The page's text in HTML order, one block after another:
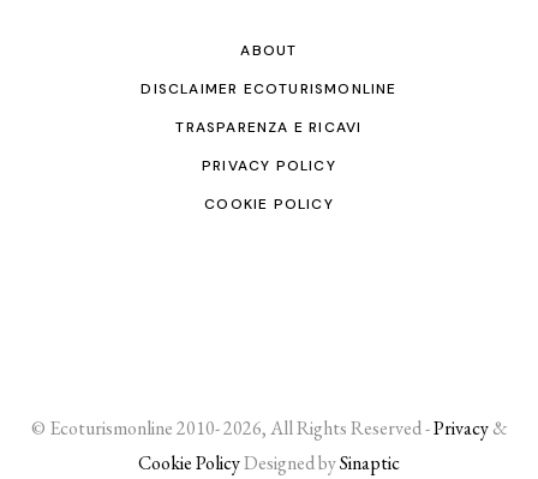
ABOUT
DISCLAIMER ECOTURISMONLINE
TRASPARENZA E RICAVI
PRIVACY POLICY
COOKIE POLICY
© Ecoturismonline 2010- 2026, All Rights Reserved -Privacy&
Cookie PolicyDesigned bySinaptic